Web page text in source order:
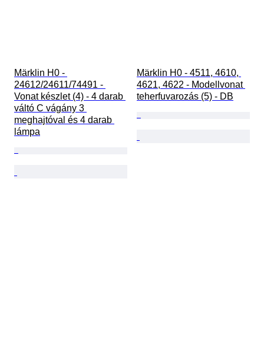
Märklin H0 -
24612/24611/74491 -
Vonat készlet (4) - 4 darab
váltó C vágány 3
meghajtóval és 4 darab
lámpa
Märklin H0 - 4511, 4610,
4621, 4622 - Modellvonat
teherfuvarozás (5) - DB